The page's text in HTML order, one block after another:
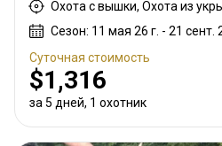
Сезон: 11 мая 26 г. - 21 сент.
Суточная стоимость
$1,316
за 5 дней, 1 охотник